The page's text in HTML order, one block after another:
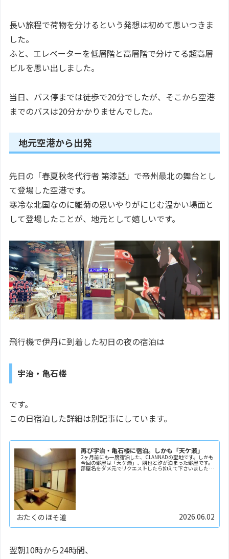
長い旅程で荷物を分けるという発想は初めて思いつきま
した。
ふと、エレベーターを低層階と高層階で分けてる超高層
ビルを思い出しました。
当日、バス停までは徒歩で20分でしたが、そこから空港
までのバスは20分かかりませんでした。
地元空港から出発
先日の「春夏秋冬代行者 第漆話」で帝州最北の舞台とし
て登場した空港です。
寒冷な北国なのに雛菊の思いやりがにじむ温かい場面と
して登場したことが、地元として嬉しいです。
飛行機で伊丹に到着した初日の夜の宿泊は
宇治・亀石楼
です。
この日宿泊した詳細は別記事にしています。
再び宇治・亀石楼に宿泊。しかも「天ケ瀬」
2ヶ月前にも一度宿泊した、CLANNADの聖地です。しかも
今回の部屋は「天ケ瀬」、朋也と汐が泊まった部屋です。
部屋名をダメ元でリクエストしたら抑えて下さいました。
おたくのほそ道 2026.06.02
翌朝10時から24時間、